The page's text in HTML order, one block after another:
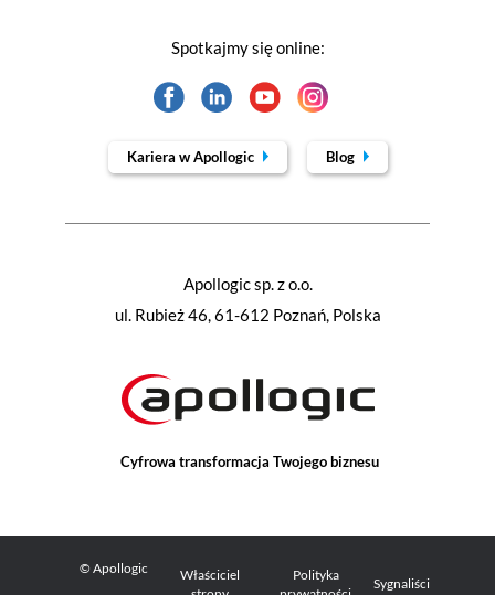
Cyfrowa transformacja Twojego biznesu
Apollogic sp. z o.o.
ul. Rubież 46, 61-612 Poznań, Polska
Spotkajmy się online:
Kariera w Apollogic Blog
© Apollogic
Właściciel
Polityka
Sygnaliści